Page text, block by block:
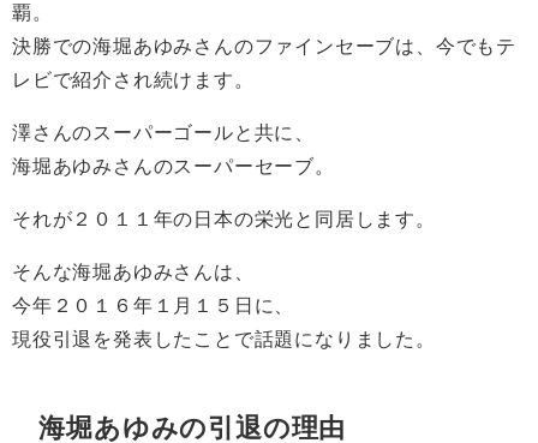
覇。
決勝での海堀あゆみさんのファインセーブは、今でもテ
レビで紹介され続けます。
澤さんのスーパーゴールと共に、
海堀あゆみさんのスーパーセーブ。
それが２０１１年の日本の栄光と同居します。
そんな海堀あゆみさんは、
今年２０１６年１月１５日に、
現役引退を発表したことで話題になりました。
海堀あゆみの引退の理由